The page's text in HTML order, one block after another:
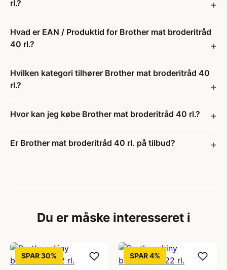
rl.?
Hvad er EAN / Produktid for Brother mat broderitråd
40 rl.?
Hvilken kategori tilhører Brother mat broderitråd 40
rl.?
Hvor kan jeg købe Brother mat broderitråd 40 rl.?
Er Brother mat broderitråd 40 rl. på tilbud?
Du er måske interesseret i
SPAR 30% SPAR 4%